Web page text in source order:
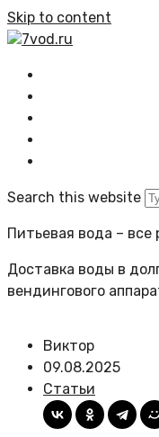
Skip to content
7vod.ru
Search this website
Питьевая вода – все
Доставка воды в
вендингового
Виктор
09.08.2025
Статьи